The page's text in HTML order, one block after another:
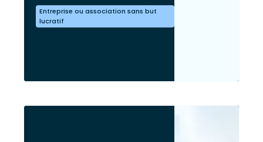
Entreprise ou association sans but
lucratif